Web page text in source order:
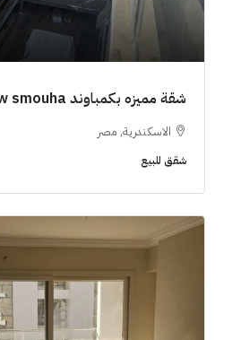
شقة مميزه بكمباوند 194m Grand View smouha
الاسكندرية, مصر
شقق للبيع